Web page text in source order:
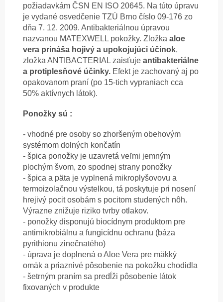
požiadavkám ČSN EN ISO 20645. Na túto úpravu
je vydané osvedčenie TZÚ Brno číslo 09-176 zo
dňa 7. 12. 2009. Antibakteriálnou úpravou
nazvanou MATEXWELL pokožky. Zložka aloe
vera prináša hojivý a upokojujúci účinok,
zložka ANTIBACTERIAL zaisťuje antibakteriálne
a protiplesňové účinky. Efekt je zachovaný aj po
opakovanom praní (po 15-tich vypraniach cca
50% aktívnych látok).
Ponožky sú :
- vhodné pre osoby so zhoršeným obehovým
systémom dolných končatín
- špica ponožky je uzavretá veľmi jemným
plochým švom, zo spodnej strany ponožky
- špica a päta je vyplnená mikroplyšovovu a
termoizolačnou výstelkou, tá poskytuje pri nosení
hrejivý pocit osobám s pocitom studených nôh.
Výrazne znižuje riziko tvrby otlakov.
- ponožky disponujú biocídnym produktom pre
antimikrobiálnu a fungicídnu ochranu (báza
pyrithionu zinečnatého)
- úprava je doplnená o Aloe Vera pre mäkký
omäk a priaznivé pôsobenie na pokožku chodidla
- šetrným praním sa predĺži pôsobenie látok
fixovaných v produkte